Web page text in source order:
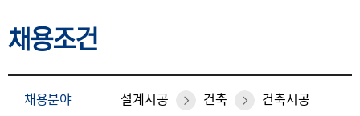
채용조건
채용분야 설계시공 건축 건축시공